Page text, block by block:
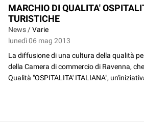
MARCHIO DI QUALITA'
TURISTICHE
News /Varie
lunedì 06 mag 2013
La diffusione di una cultura della qualità
della Camera di commercio di Ravenna,
Qualità "OSPITALITA' ITALIANA",